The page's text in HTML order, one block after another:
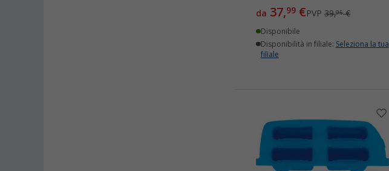
da 37,99 €PVP39,95€
Disponibile
Disponibilità in filiale: Seleziona la tua
filiale